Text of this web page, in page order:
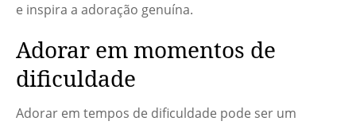
e inspira a adoração genuína.
Adorar em momentos de
dificuldade
Adorar em tempos de dificuldade pode ser um